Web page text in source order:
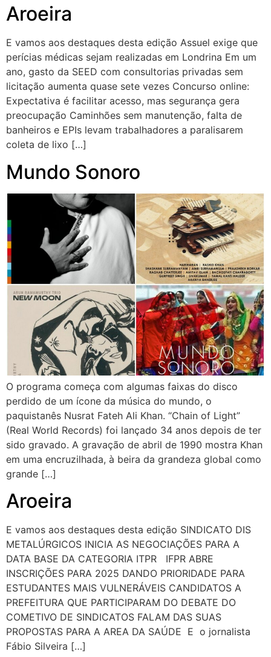
Aroeira
E vamos aos destaques desta edição Assuel exige que
perícias médicas sejam realizadas em Londrina Em um
ano, gasto da SEED com consultorias privadas sem
licitação aumenta quase sete vezes Concurso online:
Expectativa é facilitar acesso, mas segurança gera
preocupação Caminhões sem manutenção, falta de
banheiros e EPIs levam trabalhadores a paralisarem
coleta de lixo […]
Mundo Sonoro
O programa começa com algumas faixas do disco
perdido de um ícone da música do mundo, o
paquistanês Nusrat Fateh Ali Khan. “Chain of Light”
(Real World Records) foi lançado 34 anos depois de ter
sido gravado. A gravação de abril de 1990 mostra Khan
em uma encruzilhada, à beira da grandeza global como
grande […]
Aroeira
E vamos aos destaques desta edição SINDICATO DIS
METALÚRGICOS INICIA AS NEGOCIAÇÕES PARA A
DATA BASE DA CATEGORIA ITPR IFPR ABRE
INSCRIÇÕES PARA 2025 DANDO PRIORIDADE PARA
ESTUDANTES MAIS VULNERÁVEIS CANDIDATOS A
PREFEITURA QUE PARTICIPARAM DO DEBATE DO
COMETIVO DE SINDICATOS FALAM DAS SUAS
PROPOSTAS PARA A AREA DA SAÚDE E o jornalista
Fábio Silveira […]